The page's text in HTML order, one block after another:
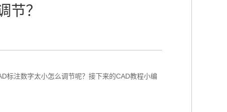
节？
标注数字太小怎么调节呢？接下来的CAD教程小编